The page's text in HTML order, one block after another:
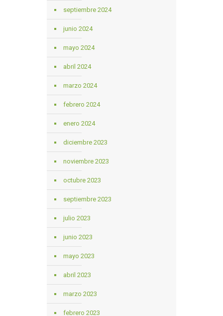
septiembre 2024
junio 2024
mayo 2024
abril 2024
marzo 2024
febrero 2024
enero 2024
diciembre 2023
noviembre 2023
octubre 2023
septiembre 2023
julio 2023
junio 2023
mayo 2023
abril 2023
marzo 2023
febrero 2023